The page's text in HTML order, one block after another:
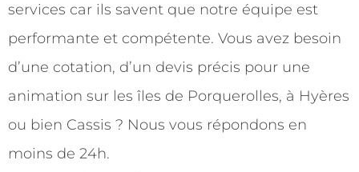
services car ils savent que notre équipe est
performante et compétente. Vous avez besoin
d’une cotation, d’un devis précis pour une
animation sur les îles de Porquerolles, à Hyères
ou bien Cassis ? Nous vous répondons en
moins de 24h.